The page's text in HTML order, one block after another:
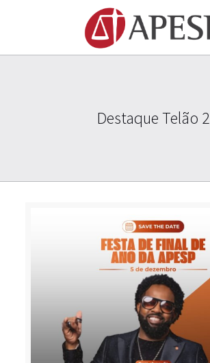
Destaque Telão 2